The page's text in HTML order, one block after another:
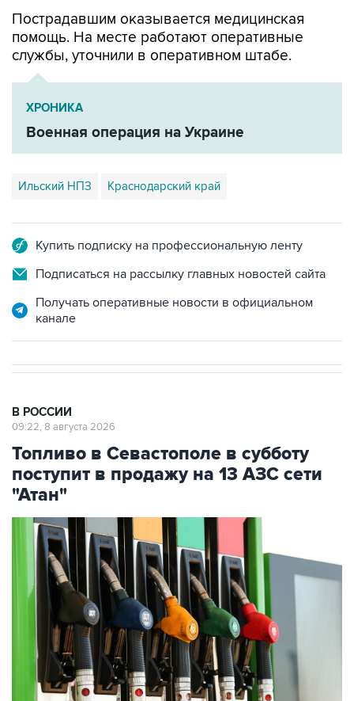
службы, уточнили в оперативном штабе.
ХРОНИКА
Военная операция на Украине
Ильский НПЗ Краснодарский край
Подписаться на рассылку главных новостей сайта
Получать оперативные новости в официальном
Топливо в Севастополе в субботу
поступит в продажу на 13 АЗС сети
"Атан"
Фото: Максим Чурусов/ТАСС